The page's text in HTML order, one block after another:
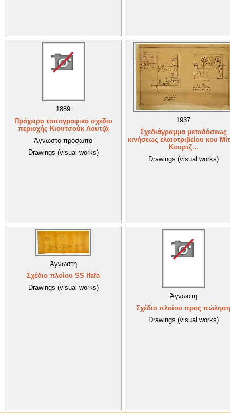
1889
Πρόχειρο τοπογραφικό σχέδιο
περιοχής Κιουτσούκ Λουτζά
Άγνωστο πρόσωπο
Drawings (visual works)
1937
Σχεδιάγραμμα μεταδόσεως
κινήσεως ελαιοτριβείου κου
Κουρτζ...
Drawings (visual works)
Άγνωστη
Σχέδιο πλοίου SS Ifafa
Drawings (visual works)
Άγνωστη
Σχέδιο πλοίου προς πώληση
Drawings (visual works)